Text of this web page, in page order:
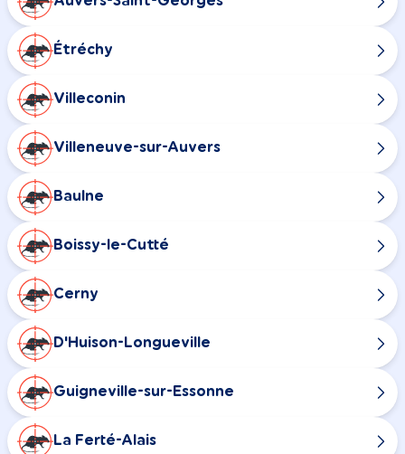
Étréchy
Villeconin
Villeneuve-sur-Auvers
Baulne
Boissy-le-Cutté
Cerny
D'Huison-Longueville
Guigneville-sur-Essonne
La Ferté-Alais